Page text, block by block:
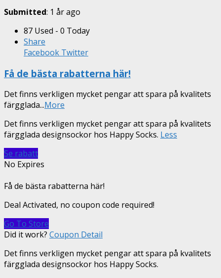
Submitted: 1 år ago
87 Used - 0 Today
Share
Facebook Twitter
Få de bästa rabatterna här!
Det finns verkligen mycket pengar att spara på kvalitets
färgglada...More
Det finns verkligen mycket pengar att spara på kvalitets
färgglada designsockor hos Happy Socks. Less
Se rabatt
No Expires
Få de bästa rabatterna här!
Deal Activated, no coupon code required!
Go To Store
Did it work? Coupon Detail
Det finns verkligen mycket pengar att spara på kvalitets
färgglada designsockor hos Happy Socks.